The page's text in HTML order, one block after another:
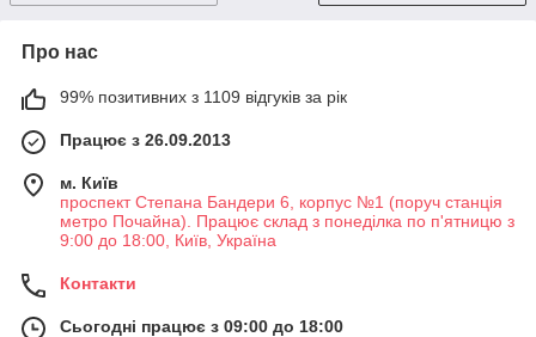
Про нас
99% позитивних з 1109 відгуків за рік
Працює з 26.09.2013
м. Київ
проспект Степана Бандери 6, корпус №1 (поруч станція
метро Почайна). Працює склад з понеділка по п'ятницю з
9:00 до 18:00, Київ, Україна
Контакти
Сьогодні працює з 09:00 до 18:00